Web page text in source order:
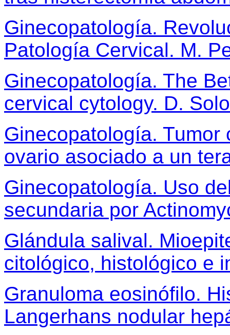
Ginecopatología.
Patología Cervical. M.
Ginecopatología. The
cervical cytology. D.
Ginecopatología.
ovario asociado a un
Ginecopatología. Uso
secundaria por
Glándula salival.
citológico, histológico e
Granuloma eosinófilo.
Langerhans nodular